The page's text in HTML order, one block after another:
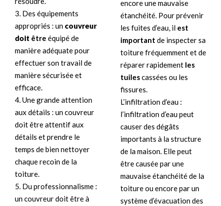
3. Des équipements
appropriés : un couvreur
doit être équipé de
manière adéquate pour
effectuer son travail de
manière sécurisée et
efficace.
4. Une grande attention
aux détails : un couvreur
doit être attentif aux
détails et prendre le
temps de bien nettoyer
chaque recoin de la
toiture.
5. Du professionnalisme :
un couvreur doit être à
encore une mauvaise
étanchéité. Pour prévenir
les fuites d’eau, il est
important de inspecter sa
toiture fréquemment et de
réparer rapidement les
tuilescassées ou les
fissures.
L’infiltration d’eau :
l’infiltration d’eau peut
causer des dégâts
importants à la structure
de la maison. Elle peut
être causée par une
mauvaise étanchéité de la
toiture ou encore par un
système d’évacuation des